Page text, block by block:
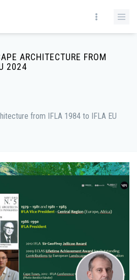
ARCHITECTURE FROM
2024
from IFLA 1984 to IFLA EU